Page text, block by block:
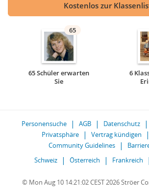
Kostenlos zur
65
65 Schüler erwarten
Sie
6
Personensuche AGB Datenschutz
Privatsphäre
Vertrag kündigen
Community Guidelines
Schweiz
Österreich Frankreich
© Mon Aug 10 14:21:02 CEST 2026 Ströer